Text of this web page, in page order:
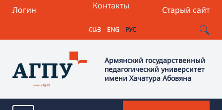
Логин Старый сайт
Контакты
ՀԱՅ ENG РУС
Армянский государственный
педагогический университет
имени Хачатура Абовяна